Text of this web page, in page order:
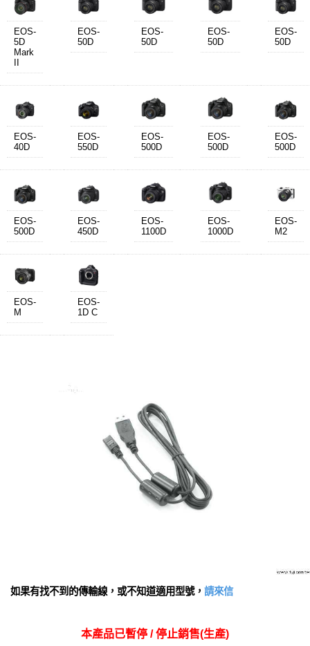
EOS-
5D
Mark
EOS-
50D
EOS-
50D
EOS-
50D
EOS-
50D
EOS-
40D
EOS-
550D
EOS-
500D
EOS-
500D
EOS-
500D
EOS-
500D
EOS-
450D
EOS-
1100D
EOS-
1000D
EOS-
M2
EOS-
M
EOS-
1D C
如果有找不到的傳輸線，或不知道適用型號， 請來信
本產品已暫停 / 停止銷售(生產)